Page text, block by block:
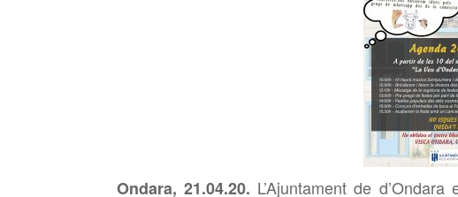
Ondara, 21.04.20. L’Ajuntament de